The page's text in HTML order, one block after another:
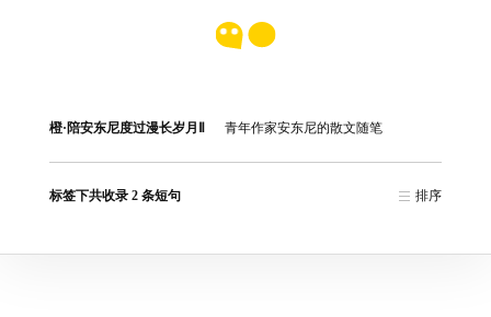
橙·陪安东尼度过漫长岁月Ⅱ 青年作家安东尼的散文随笔
标签下共收录 2 条短句 排序